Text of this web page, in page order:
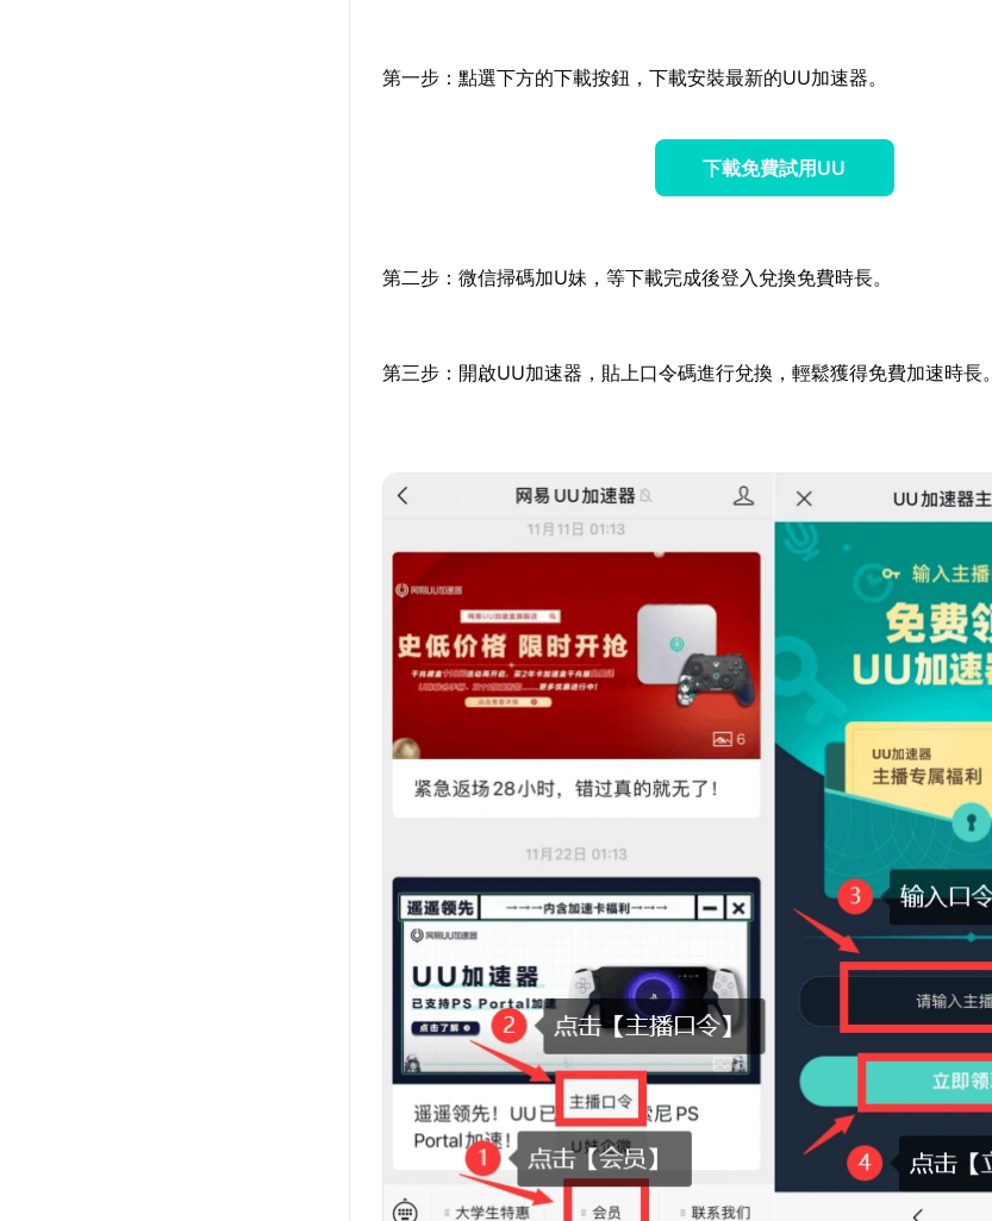
第一步：點選下方的下載按鈕，下載安裝最新的UU加速器。
下載免費試用UU
第二步：微信掃碼加U妹，等下載完成後登入兌換免費時長。
第三步：開啟UU加速器，貼上口令碼進行兌換，輕鬆獲得免費加速時長。